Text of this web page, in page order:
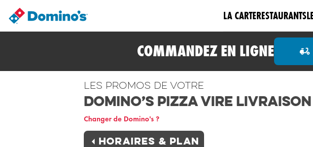
LA CARTERESTAURANTS
COMMANDEZ EN LIGNE
Les promos de votre
Domino’s Pizza VIRE
Changer de Domino's ?
Horaires & plan